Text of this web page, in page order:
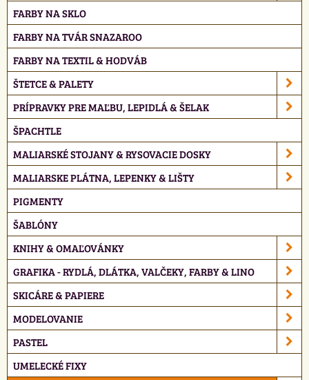
FARBY NA SKLO
FARBY NA TVÁR SNAZAROO
FARBY NA TEXTIL & HODVÁB
ŠTETCE & PALETY
PRÍPRAVKY PRE MAĽBU, LEPIDLÁ & ŠELAK
ŠPACHTLE
MALIARSKÉ STOJANY & RYSOVACIE DOSKY
MALIARSKE PLÁTNA, LEPENKY & LIŠTY
PIGMENTY
ŠABLÓNY
KNIHY & OMAĽOVÁNKY
GRAFIKA - RYDLÁ, DLÁTKA, VALČEKY, FARBY & LINO
SKICÁRE & PAPIERE
MODELOVANIE
PASTEL
UMELECKÉ FIXY